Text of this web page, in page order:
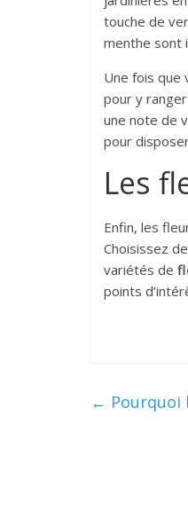
touche de
menthe sont
Une fois que
pour y
une note de
pour
Les
Enfin, les
Choisissez
variétés de
points
← Pourquoi